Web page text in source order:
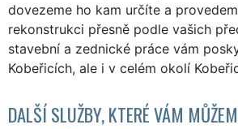
dovezeme ho kam určíte a
rekonstrukci přesně podle vašich
stavební a zednické práce vám
Kobeřicích, ale i v celém okolí
DALŠÍ SLUŽBY, KTERÉ VÁM